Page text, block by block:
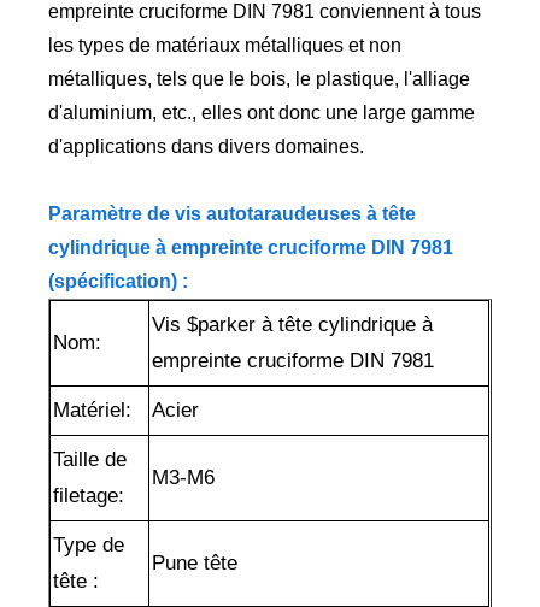
empreinte cruciforme DIN 7981 conviennent à tous
les types de matériaux métalliques et non
métalliques, tels que le bois, le plastique, l'alliage
d'aluminium, etc., elles ont donc une large gamme
d'applications dans divers domaines.
Paramètre de vis autotaraudeuses à tête
cylindrique à empreinte cruciforme DIN 7981
(spécification) :
Nom:
Vis $parker à tête cylindrique à
empreinte cruciforme DIN 7981
Matériel: Acier
Taille de
filetage:
M3-M6
Type de
tête :
Pune tête